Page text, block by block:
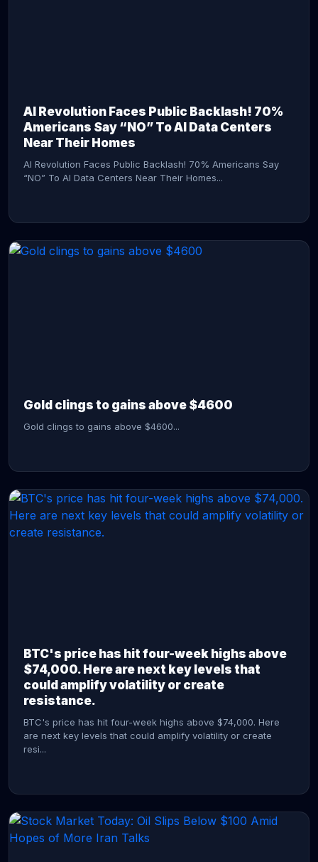
AI Revolution Faces Public Backlash! 70%
Americans Say “NO” To AI Data Centers
Near Their Homes
AI Revolution Faces Public Backlash! 70% Americans Say
“NO” To AI Data Centers Near Their Homes...
Gold clings to gains above $4600
Gold clings to gains above $4600...
BTC's price has hit four-week highs above
$74,000. Here are next key levels that
could amplify volatility or create
resistance.
BTC's price has hit four-week highs above $74,000. Here
are next key levels that could amplify volatility or create
resi...